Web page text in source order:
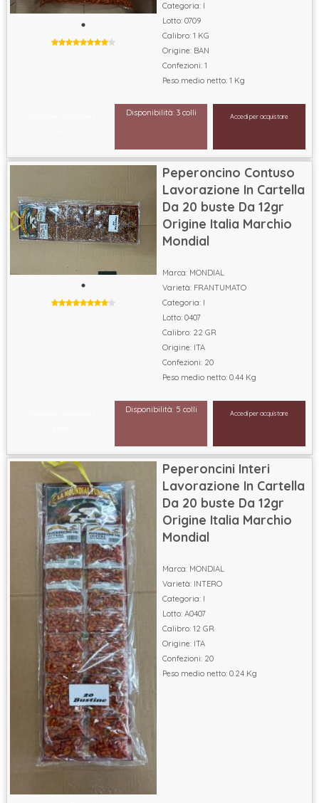
Categoria: I
Lotto: 0709
Calibro: 1 KG
Origine: BAN
Confezioni: 1
Peso medio netto: 1 Kg
Disponibilità: 3 colli Accedi per acquistare
Peperoncino Contuso
Lavorazione In Cartella
Da 20 buste Da 12gr
Origine Italia Marchio
Mondial
Marca: MONDIAL
Varietà: FRANTUMATO
Categoria: I
Lotto: 0407
Calibro: 22 GR
Origine: ITA
Confezioni: 20
Peso medio netto: 0.44 Kg
Disponibilità: 5 colli Accedi per acquistare
Peperoncini Interi
Lavorazione In Cartella
Da 20 buste Da 12gr
Origine Italia Marchio
Mondial
Marca: MONDIAL
Varietà: INTERO
Categoria: I
Lotto: A0407
Calibro: 12 GR
Origine: ITA
Confezioni: 20
Peso medio netto: 0.24 Kg